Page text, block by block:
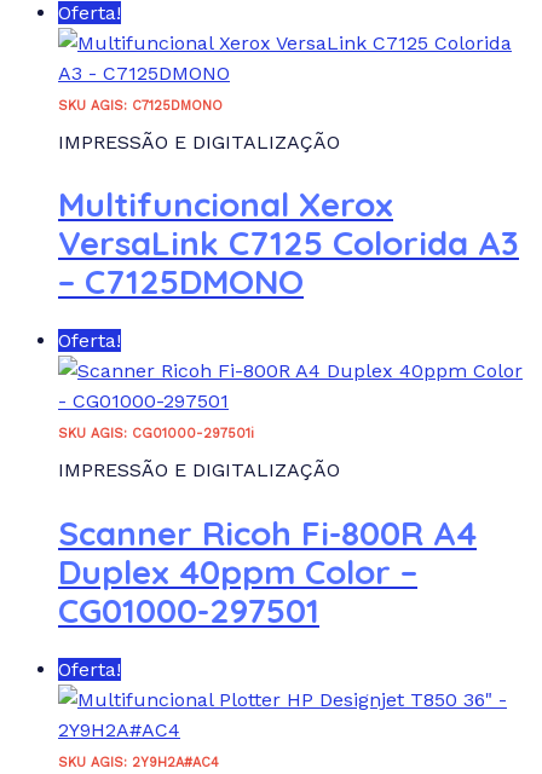
Oferta!
SKU AGIS: C7125DMONO
IMPRESSÃO E DIGITALIZAÇÃO
Multifuncional Xerox
VersaLink C7125 Colorida A3
– C7125DMONO
Oferta!
SKU AGIS: CG01000-297501i
IMPRESSÃO E DIGITALIZAÇÃO
Scanner Ricoh Fi-800R A4
Duplex 40ppm Color –
CG01000-297501
Oferta!
SKU AGIS: 2Y9H2A#AC4